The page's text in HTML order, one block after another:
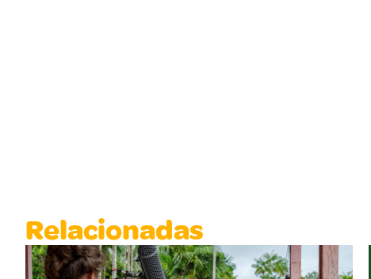
Relacionadas